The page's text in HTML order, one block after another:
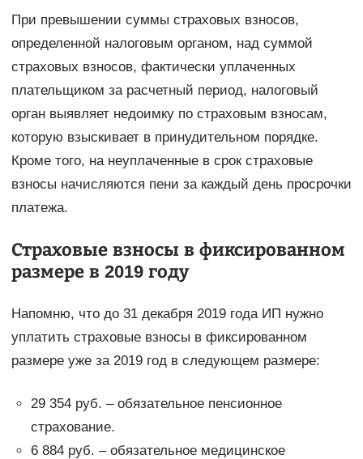
При превышении суммы страховых взносов,
определенной налоговым органом, над суммой
страховых взносов, фактически уплаченных
плательщиком за расчетный период, налоговый
орган выявляет недоимку по страховым взносам,
которую взыскивает в принудительном порядке.
Кроме того, на неуплаченные в срок страховые
взносы начисляются пени за каждый день просрочки
платежа.
Страховые взносы в фиксированном
размере в 2019 году
Напомню, что до 31 декабря 2019 года ИП нужно
уплатить страховые взносы в фиксированном
размере уже за 2019 год в следующем размере:
29 354 руб. – обязательное пенсионное
страхование.
6 884 руб. – обязательное медицинское